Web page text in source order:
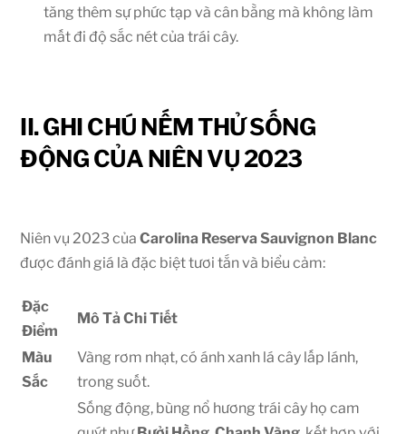
tăng thêm sự phức tạp và cân bằng mà không làm
mất đi độ sắc nét của trái cây.
II. GHI CHÚ NẾM THỬ SỐNG
ĐỘNG CỦA NIÊN VỤ 2023
Niên vụ 2023 củaCarolina Reserva Sauvignon Blanc
được đánh giá là đặc biệt tươi tắn và biểu cảm:
Đặc
Điểm
Mô Tả Chi Tiết
Màu
Sắc
Vàng rơm nhạt, có ánh xanh lá cây lấp lánh,
trong suốt.
Sống động, bùng nổ hương trái cây họ cam